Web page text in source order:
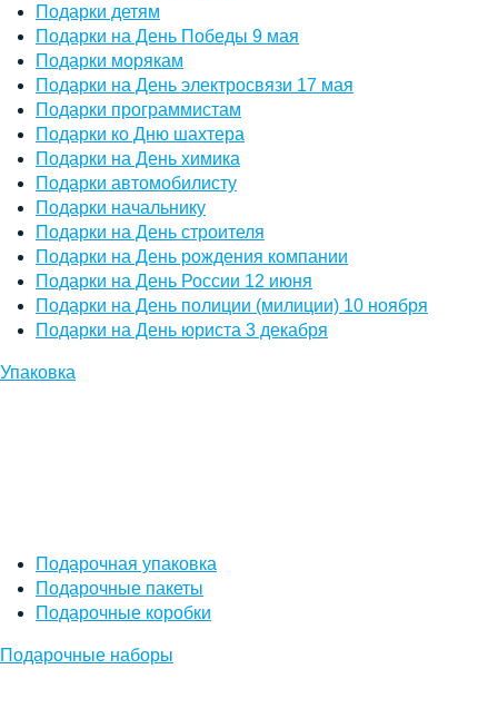
Подарки детям
Подарки на День Победы 9 мая
Подарки морякам
Подарки на День электросвязи 17 мая
Подарки программистам
Подарки ко Дню шахтера
Подарки на День химика
Подарки автомобилисту
Подарки начальнику
Подарки на День строителя
Подарки на День рождения компании
Подарки на День России 12 июня
Подарки на День полиции (милиции) 10 ноября
Подарки на День юриста 3 декабря
Упаковка
Подарочная упаковка
Подарочные пакеты
Подарочные коробки
Подарочные наборы